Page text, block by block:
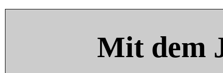
Mit dem